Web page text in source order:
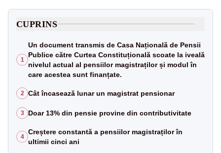
CUPRINS
1
Un document transmis de Casa Națională de Pensii
Publice către Curtea Constituțională scoate la iveală
nivelul actual al pensiilor magistraților și modul în
care acestea sunt finanțate.
2 Cât încasează lunar un magistrat pensionar
3 Doar 13% din pensie provine din contributivitate
4
Creștere constantă a pensiilor magistraților în
ultimii cinci ani